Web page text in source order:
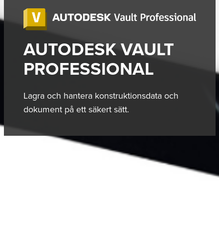
AUTODESK VAULT
PROFESSIONAL
Lagra och hantera konstruktionsdata och
dokument på ett säkert sätt.